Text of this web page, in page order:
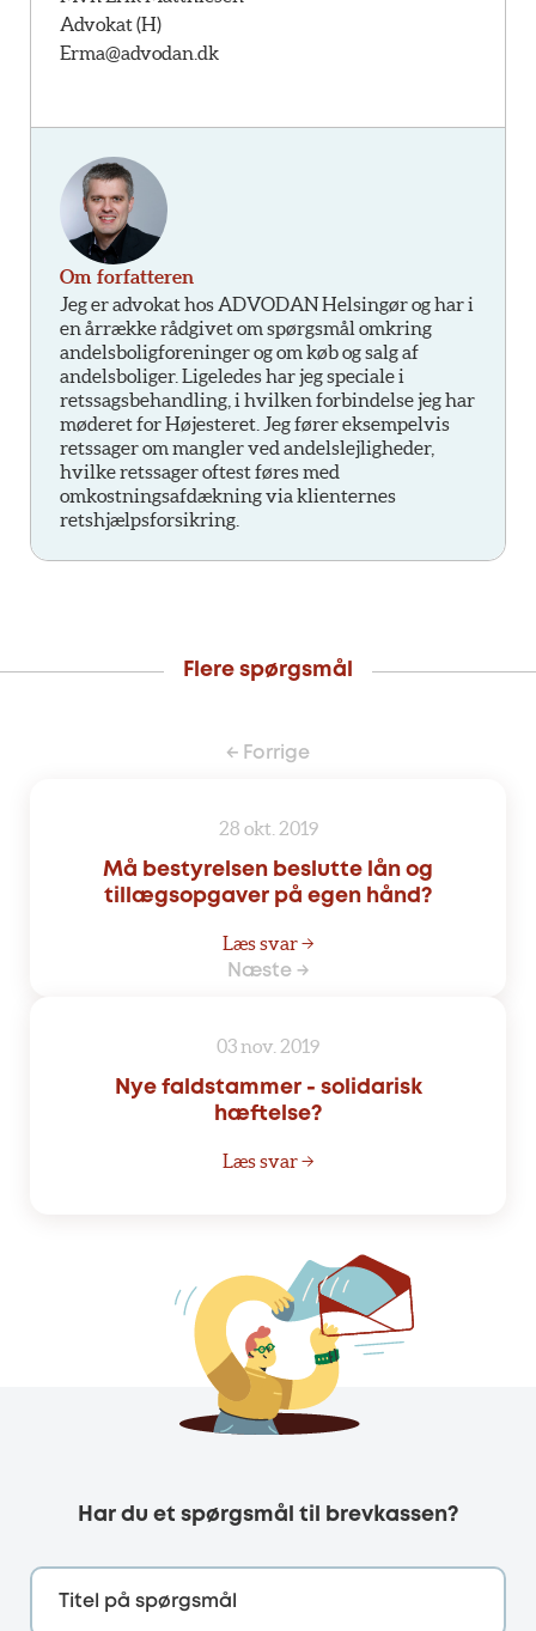
Advokat (H)
Erma@advodan.dk
Om forfatteren
Jeg er advokat hos ADVODAN Helsingør og har i
en årrække rådgivet om spørgsmål omkring
andelsboligforeninger og om køb og salg af
andelsboliger. Ligeledes har jeg speciale i
retssagsbehandling, i hvilken forbindelse jeg har
møderet for Højesteret. Jeg fører eksempelvis
retssager om mangler ved andelslejligheder,
hvilke retssager oftest føres med
omkostningsafdækning via klienternes
retshjælpsforsikring.
Flere spørgsmål
← Forrige
28 okt. 2019
Må bestyrelsen beslutte lån og
tillægsopgaver på egen hånd?
Læs svar →
Næste →
03 nov. 2019
Nye faldstammer - solidarisk
hæftelse?
Læs svar →
Har du et spørgsmål til brevkassen?
Titel på spørgsmål